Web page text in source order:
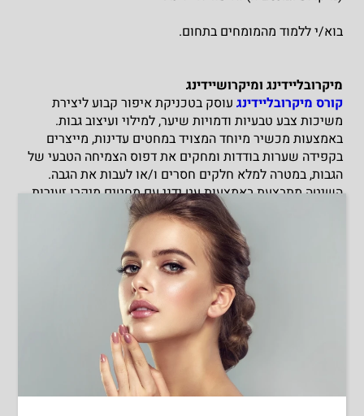
בוא/י ללמוד מהמומחים בתחום.
מיקרובליידינג ומיקרושיידינג
קורס מיקרובליידינגעוסק בטכניקת איפור קבוע ליצירת
משיכות צבע טבעיות ודמויות שיער, למילוי ועיצוב גבות.
באמצעות מכשיר מיוחד המצויד במחטים עדינות, מייצרים
בקפידה שערות בודדות ומחקים את דפוס הצמיחה הטבעי של
הגבות, במטרה למלא חלקים חסרים ו/או לעבות את הגבה.
השיטה מתבצעת באמצעות עט ידני עם מחטים מיקרו זעירות,
בגודל של זקיקי שערה, אשר מחדירות פיגמנטים המותאמים
לצבע השיער בגבה ובהתאם לצמיחה שלה, על מנת להגיע
לנראות טבעית שמדמה את השערות האמיתיות.
קורס מיקרושיידינגלעומת זאת, מלמד טכניקת הצללה אשר
דומה מאוד לאיפור הגבה באמצעות פודרה ומתבצעת באמצעות
מכשור ידני, שמייצר נקודות זעירות של גוון על שכבת העור
החיצונית (אפידרמיס). אותן נקודות נקראות גם פיקסלים.
שתי השיטות מאפשרות יצירת איפור קבוע לגבות במגוון רחב
מאוד של סגנונות, והתאמה אישית של הטיפול לצרכי והעדפות